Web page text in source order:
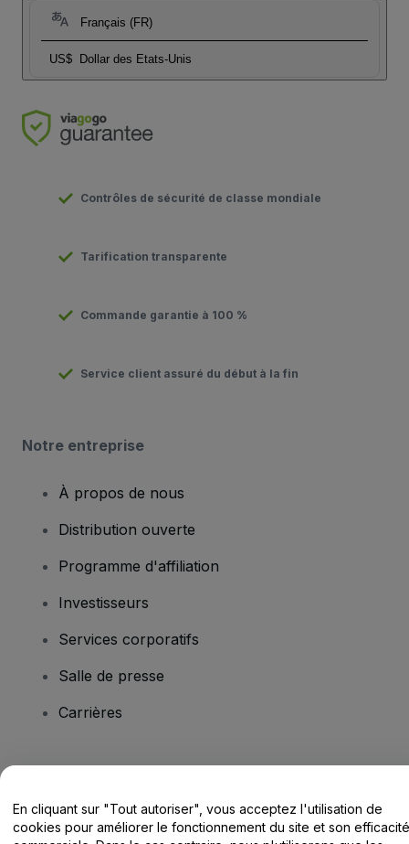
Français (FR)
US$ Dollar des Etats-Unis
Contrôles de sécurité de classe mondiale
Tarification transparente
Commande garantie à 100 %
Service client assuré du début à la fin
Notre entreprise
À propos de nous
Distribution ouverte
Programme d'affiliation
Investisseurs
Services corporatifs
Salle de presse
Carrières
Centre d'assistance / Nous contacter
En cliquant sur "Tout autoriser", vous acceptez l'utilisation de
cookies pour améliorer le fonctionnement du site et son efficacité